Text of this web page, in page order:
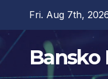
content
Fri. Aug 7th,
Bansko